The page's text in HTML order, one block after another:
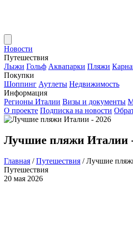
Новости
Путешествия
Лыжи Гольф Аквапарки Пляжи
Покупки
Шоппинг Аутлеты Недвижимость
Информация
Регионы Италии Визы и документы
О проекте Подписка на новости
Лучшие пляжи Италии
Главная / Путешествия / Лучшие
Путешествия
20 мая 2026